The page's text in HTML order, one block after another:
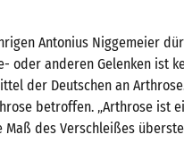
Antonius Niggemeier
oder anderen Gelenken ist
der Deutschen an
betroffen. „Arthrose ist
des Verschleißes